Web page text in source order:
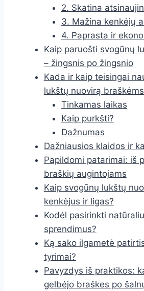
2. Skatina
3. Mažina kenkėjų
4. Paprasta ir
Kaip paruošti svogūnų
– žingsnis po žingsnio
Kada ir kaip teisingai
lukštų nuovirą
Tinkamas laikas
Kaip purkšti?
Dažnumas
Dažniausios klaidos ir
Papildomi patarimai: iš
braškių augintojams
Kaip svogūnų lukštų
kenkėjus ir ligas?
Kodėl pasirinkti
sprendimus?
Ką sako ilgametė
tyrimai?
Pavyzdys iš praktikos:
gelbėjo braškes po